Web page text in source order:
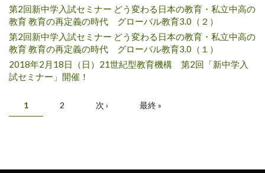
第2回新中学入試セミナー どう変わる日本の教育・私立中高の
教育 教育の再定義の時代 グローバル教育3.0（２）
第2回新中学入試セミナー どう変わる日本の教育・私立中高の
教育 教育の再定義の時代 グローバル教育3.0（１）
2018年2月18日（日）21世紀型教育機構 第2回「新中学入
試セミナー」開催！
ページ
1 2 次 › 最終 »